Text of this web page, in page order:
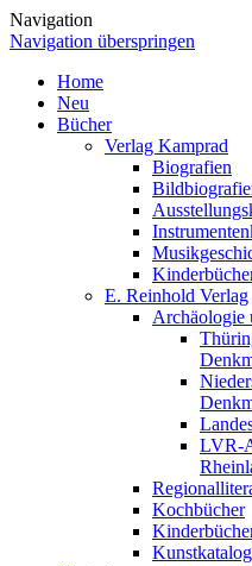
Navigation
Navigation überspringen
Home
Neu
Bücher
Verlag Kamprad
Biografien
E. Reinhold Verlag
Archäologie
LVR-
Kochbücher